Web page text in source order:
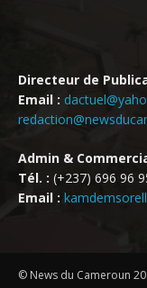
Directeur de
Email :
Admin &
Tél. : (+237) 696 96
Email :
© News du Cameroun